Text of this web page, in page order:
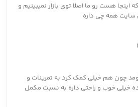
هست رو ما اصلا توی بازار نمیبینیم و
سایت همه چی داره
چون هم خیلی کمک کرد به تمرینات و
خیلی خوب و راحتی داره به نسبت مکمل